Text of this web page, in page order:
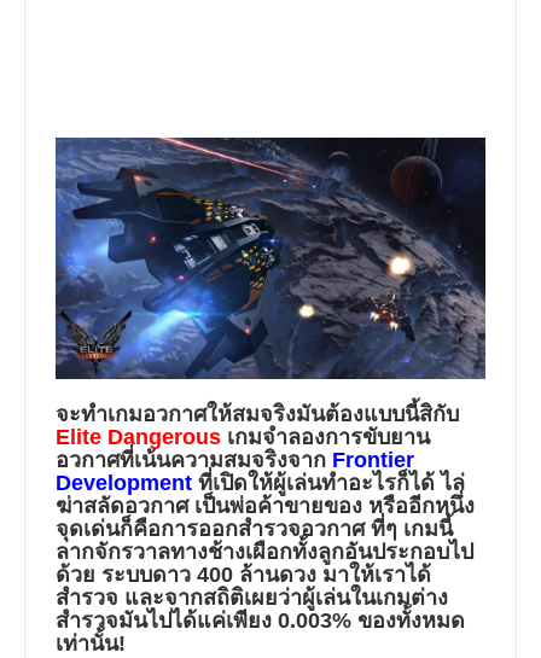
จะทำเกมอวกาศให้สมจริงมันต้องแบบนี้สิกับ
Elite Dangerous เกมจำลองการขับยาน
อวกาศที่เน้นความสมจริงจาก Frontier
Development ที่เปิดให้ผู้เล่นทำอะไรก็ได้ ไล่
ฆ่าสลัดอวกาศ เป็นพ่อค้าขายของ หรืออีกหนึ่ง
จุดเด่นก็คือการออกสำรวจอวกาศ ที่ๆ เกมนี้
ลากจักรวาลทางช้างเผือกทั้งลูกอันประกอบไป
ด้วย ระบบดาว 400 ล้านดวง มาให้เราได้
สำรวจ และจากสถิติเผยว่าผู้เล่นในเกมต่าง
สำรวจมันไปได้แค่เพียง 0.003% ของทั้งหมด
เท่านั้น!